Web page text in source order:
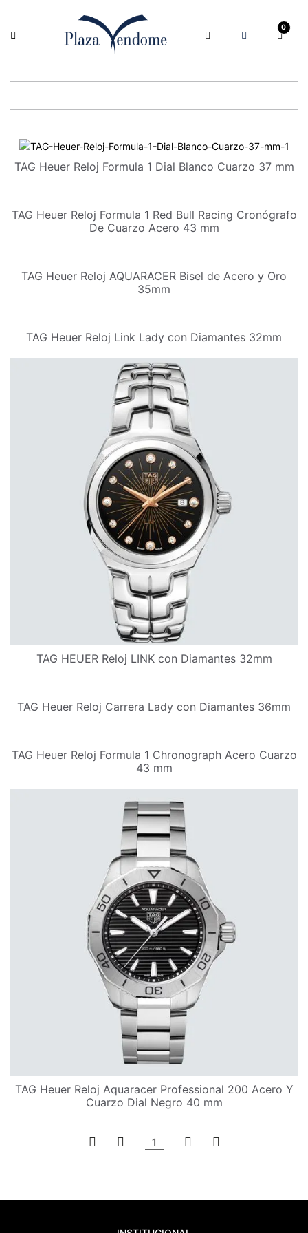
0
TAG Heuer Reloj Formula 1 Dial Blanco Cuarzo 37 mm
TAG Heuer Reloj Formula 1 Red Bull Racing Cronógrafo
De Cuarzo Acero 43 mm
TAG Heuer Reloj AQUARACER Bisel de Acero y Oro
35mm
TAG Heuer Reloj Link Lady con Diamantes 32mm
TAG HEUER Reloj LINK con Diamantes 32mm
TAG Heuer Reloj Carrera Lady con Diamantes 36mm
TAG Heuer Reloj Formula 1 Chronograph Acero Cuarzo
43 mm
TAG Heuer Reloj Aquaracer Professional 200 Acero Y
Cuarzo Dial Negro 40 mm
1